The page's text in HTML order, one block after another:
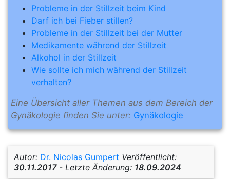
Probleme in der Stillzeit beim Kind
Darf ich bei Fieber stillen?
Probleme in der Stillzeit bei der Mutter
Medikamente während der Stillzeit
Alkohol in der Stillzeit
Wie sollte ich mich während der Stillzeit
verhalten?
Eine Übersicht aller Themen aus dem Bereich der
Gynäkologie finden Sie unter: Gynäkologie
Autor: Dr. Nicolas Gumpert Veröffentlicht:
30.11.2017- Letzte Änderung: 18.09.2024